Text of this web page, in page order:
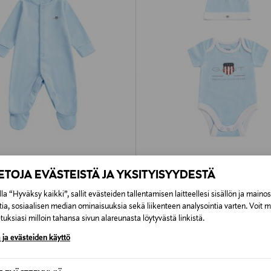
EVÄSTEISTÄ JA YKSITYISYYDESTÄ
“Hyväksy kaikki”, sallit evästeiden tallentamisen laitteellesi sisällön ja
sosiaalisen median ominaisuuksia sekä liikenteen analysointia varten. Voit
milloin tahansa sivun alareunasta löytyvästä linkistä.
ja evästeiden käyttö
-potkupuku
PricePrice
€
GANT
Shield Logo - body- ja piposetti 2-
Discounted Price
38,90 € Original Price
65,90 €